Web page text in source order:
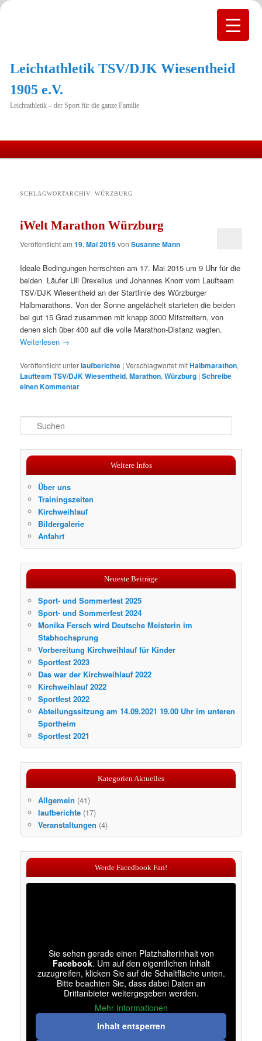
Leichtathletik TSV/DJK Wiesentheid
1905 e.V.
Leichtathletik – der Sport für die ganze Familie
springen
springen
SCHLAGWORTARCHIV:WÜRZBURG
iWelt Marathon Würzburg
Veröffentlicht am19. Mai 2015vonSusanne Mann
Ideale Bedingungen herrschten am 17. Mai 2015 um 9 Uhr für die
beiden Läufer Uli Drexelius und Johannes Knorr vom Laufteam
TSV/DJK Wiesentheid an der Startlinie des Würzburger
Halbmarathons. Von der Sonne angelächelt starteten die beiden
bei gut 15 Grad zusammen mit knapp 3000 Mitstreitern, von
denen sich über 400 auf die volle Marathon-Distanz wagten.
Weiterlesen →
Veröffentlicht unterlaufberichte |Verschlagwortet mitHalbmarathon,
Laufteam TSV/DJK Wiesentheid,Marathon,Würzburg |Schreibe
einen Kommentar
u
Weitere Infos
Über uns
Trainingszeiten
Kirchweihlauf
Bildergalerie
Anfahrt
Neueste Beiträge
Sport- und Sommerfest 2025
Sport- und Sommerfest 2024
Monika Fersch wird Deutsche Meisterin im
Stabhochsprung
Vorbereitung Kirchweihlauf für Kinder
Sportfest 2023
Das war der Kirchweihlauf 2022
Kirchweihlauf 2022
Sportfest 2022
Abteilungssitzung am 14.09.2021 19.00 Uhr im unteren
Sportheim
Sportfest 2021
Kategorien Aktuelles
Allgemein (41)
laufberichte (17)
Veranstaltungen (4)
Werde Facedbook Fan!
Sie sehen gerade einen Platzhalterinhalt von
Facebook. Um auf den eigentlichen Inhalt
zuzugreifen, klicken Sie auf die Schaltfläche unten.
Bitte beachten Sie, dass dabei Daten an
Drittanbieter weitergegeben werden.
Mehr Informationen
Inhalt entsperren